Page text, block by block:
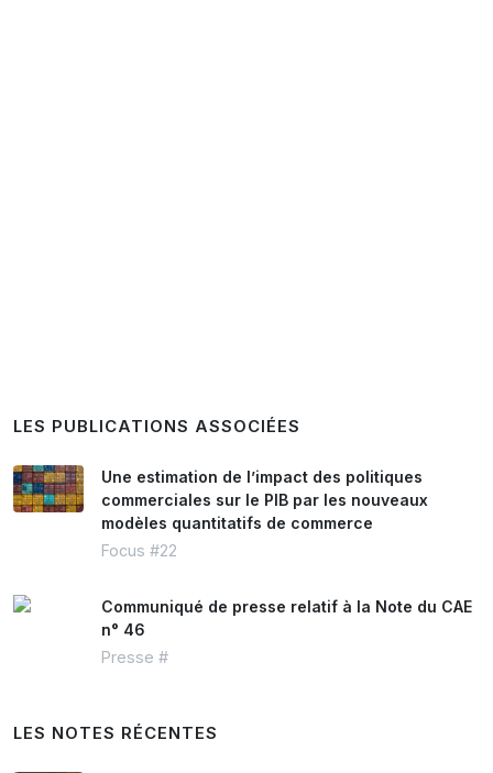
LES PUBLICATIONS ASSOCIÉES
Une estimation de l’impact des politiques
commerciales sur le PIB par les nouveaux
modèles quantitatifs de commerce
Focus #22
Communiqué de presse relatif à la Note du CAE
n° 46
Presse #
LES NOTES RÉCENTES